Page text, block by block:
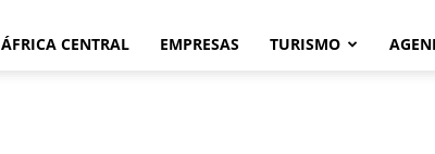
ÁFRICA CENTRAL EMPRESAS TURISMO